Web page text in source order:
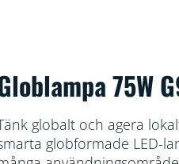
75W
globalt och agera
globformade LED-